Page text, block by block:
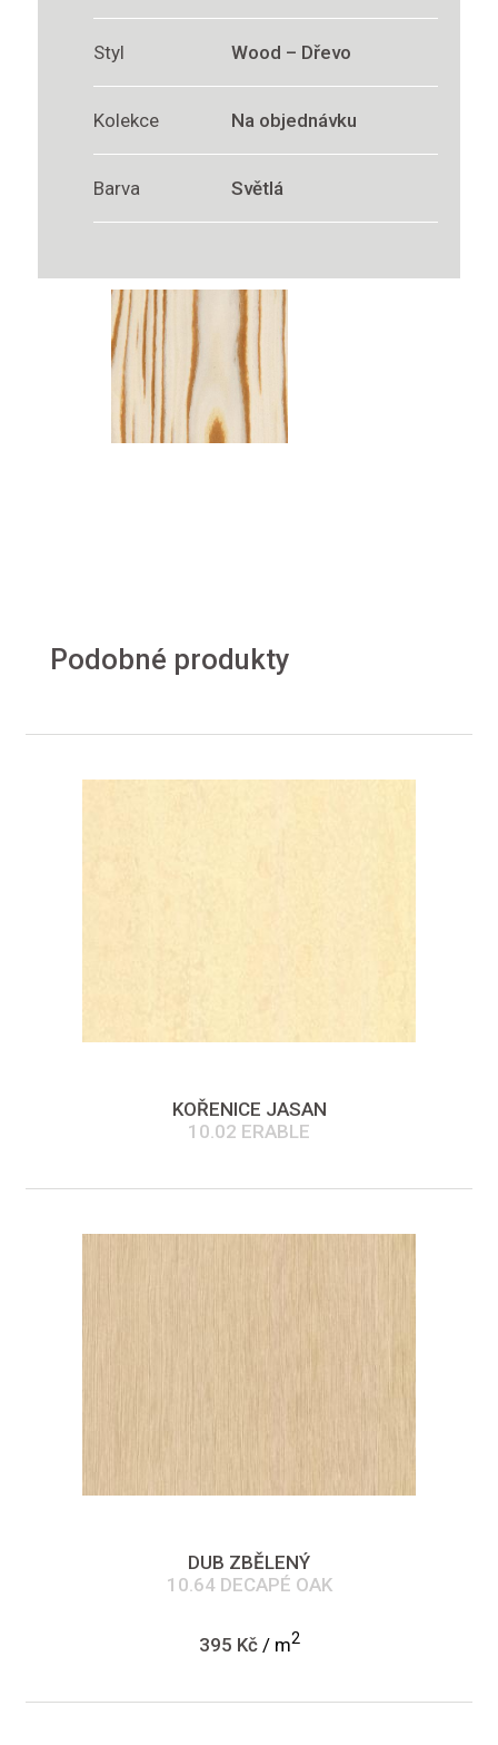
Styl Wood – Dřevo
Kolekce Na objednávku
Barva Světlá
Podobné produkty
KOŘENICE JASAN
10.02 ERABLE
DUB ZBĚLENÝ
10.64 DECAPÉ OAK
395 Kč/ m2